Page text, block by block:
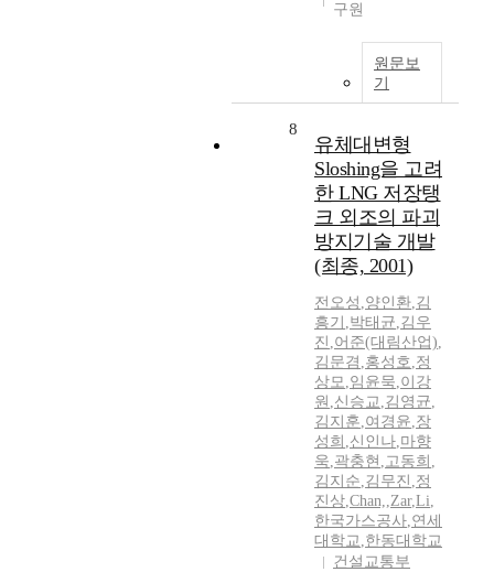
구원
원문보
기
8
유체대변형
Sloshing을 고려
한 LNG 저장탱
크 외조의 파괴
방지기술 개발
(최종, 2001)
전오성 ,양인환,김
흥기 ,박태균,김우
진 ,어준(대림산업),
김문겸 ,홍성호,정
상모,임윤묵,이강
원 ,신승교,김영균,
김지훈,여경윤,장
성희 ,신인나,마향
욱,곽충현 ,고동희 ,
김지순,김무진 ,정
진상,Chan,,Zar,Li,
한국가스공사,연세
대학교,한동대학교
건설교통부